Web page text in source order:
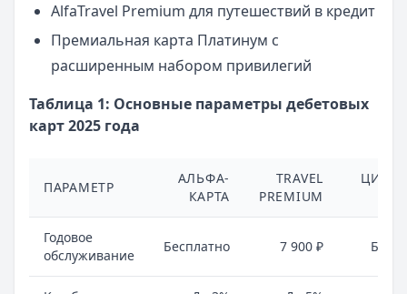
AlfaTravel Premium для путешествий в кредит
Премиальная карта Платинум с
расширенным набором привилегий
Таблица 1: Основные параметры дебетовых
карт 2025 года
ПАРАМЕТР
АЛЬФА-
КАРТА
TRAVEL
PREMIUM
Годовое
обслуживание
Бесплатно 7 900 ₽